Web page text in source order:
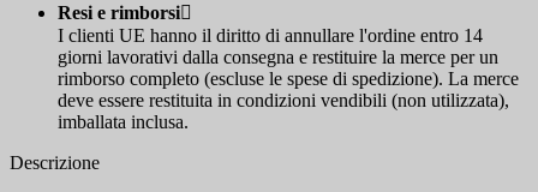
Resi e rimborsi
I clienti UE hanno il diritto di annullare l'ordine entro 14
giorni lavorativi dalla consegna e restituire la merce per un
rimborso completo (escluse le spese di spedizione). La merce
deve essere restituita in condizioni vendibili (non utilizzata),
imballata inclusa.
Descrizione